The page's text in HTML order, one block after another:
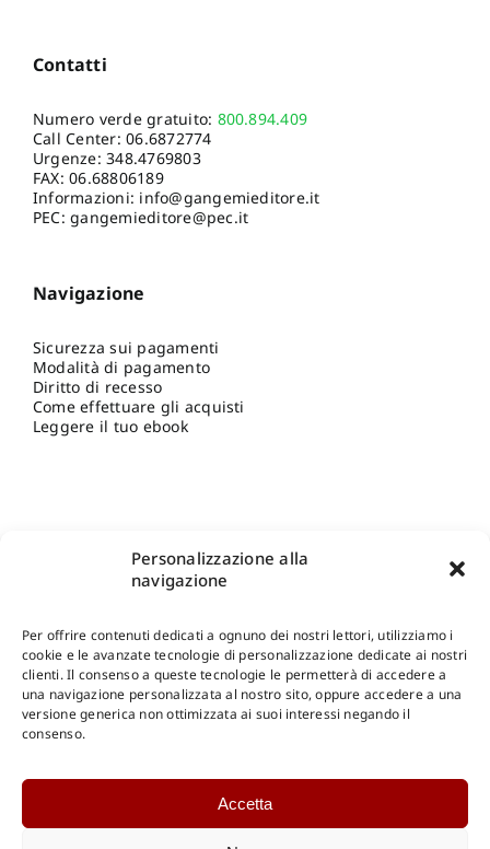
Personalizzazione alla
navigazione
Per offrire contenuti dedicati a ognuno dei nostri lettori, utilizziamo i
cookie e le avanzate tecnologie di personalizzazione dedicate ai nostri
clienti. Il consenso a queste tecnologie le permetterà di accedere a
una navigazione personalizzata al nostro sito, oppure accedere a una
versione generica non ottimizzata ai suoi interessi negando il
consenso.
Accetta
Contatti
Numero verde gratuito: 800.894.409
Call Center:06.6872774
Urgenze:348.4769803
FAX: 06.68806189
Informazioni: info@gangemieditore.it
PEC: gangemieditore@pec.it
Navigazione
Sicurezza sui pagamenti
Modalità di pagamento
Diritto di recesso
Come effettuare gli acquisti
Leggere il tuo ebook
Shop Gangemi Editore-Pagamenti Sicuri e anche Rateali
Catalogo Internazionale